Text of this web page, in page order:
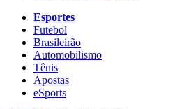
Esportes
Futebol
Brasileirão
Automobilismo
Tênis
Apostas
eSports